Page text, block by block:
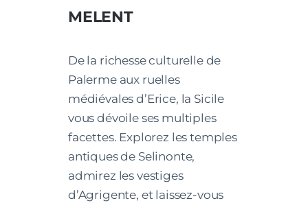
MELENT
De la richesse culturelle de
Palerme aux ruelles
médiévales d’Erice, la Sicile
vous dévoile ses multiples
facettes. Explorez les temples
antiques de Selinonte,
admirez les vestiges
d’Agrigente, et laissez-vous